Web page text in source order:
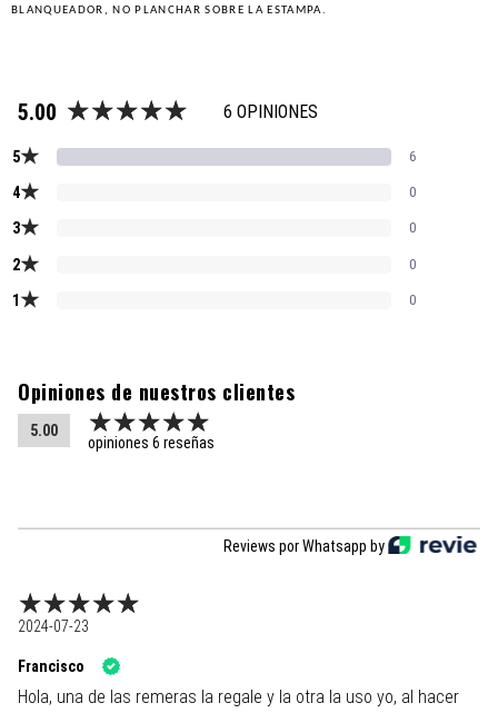
BLANQUEADOR, NO PLANCHAR SOBRE LA ESTAMPA.
5.00 6 OPINIONES
5★ 6
4★ 0
3★ 0
2★ 0
1★ 0
Opiniones de nuestros clientes
5.00
opiniones 6 reseñas
Reviews por Whatsapp by
2024-07-23
Francisco
Hola, una de las remeras la regale y la otra la uso yo, al hacer